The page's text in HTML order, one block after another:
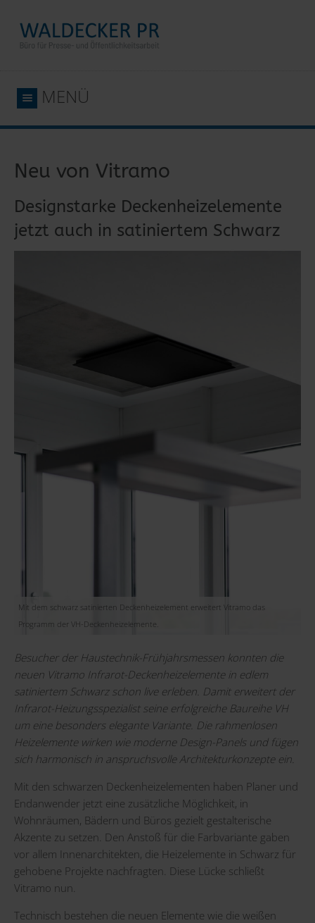
MENÜ
Neu von Vitramo
Designstarke Deckenheizelemente
jetzt auch in satiniertem Schwarz
Mit dem schwarz satinierten Deckenheizelement erweitert Vitramo das
Programm der VH-Deckenheizelemente.
Besucher der Haustechnik-Frühjahrsmessen konnten die
neuen Vitramo Infrarot-Deckenheizelemente in edlem
satiniertem Schwarz schon live erleben. Damit erweitert der
Infrarot-Heizungsspezialist seine erfolgreiche Baureihe VH
um eine besonders elegante Variante. Die rahmenlosen
Heizelemente wirken wie moderne Design-Panels und fügen
sich harmonisch in anspruchsvolle Architekturkonzepte ein.
Mit den schwarzen Deckenheizelementen haben Planer und
Endanwender jetzt eine zusätzliche Möglichkeit, in
Wohnräumen, Bädern und Büros gezielt gestalterische
Akzente zu setzen. Den Anstoß für die Farbvariante gaben
vor allem Innenarchitekten, die Heizelemente in Schwarz für
gehobene Projekte nachfragten. Diese Lücke schließt
Vitramo nun.
Technisch bestehen die neuen Elemente wie die weißen